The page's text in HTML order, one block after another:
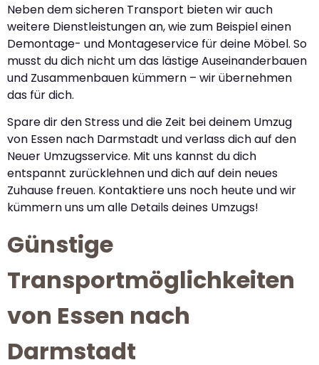
Neben dem sicheren Transport bieten wir auch
weitere Dienstleistungen an, wie zum Beispiel einen
Demontage- und Montageservice für deine Möbel. So
musst du dich nicht um das lästige Auseinanderbauen
und Zusammenbauen kümmern – wir übernehmen
das für dich.
Spare dir den Stress und die Zeit bei deinem Umzug
von Essen nach Darmstadt und verlass dich auf den
Neuer Umzugsservice. Mit uns kannst du dich
entspannt zurücklehnen und dich auf dein neues
Zuhause freuen. Kontaktiere uns noch heute und wir
kümmern uns um alle Details deines Umzugs!
Günstige
Transportmöglichkeiten
von Essen nach
Darmstadt